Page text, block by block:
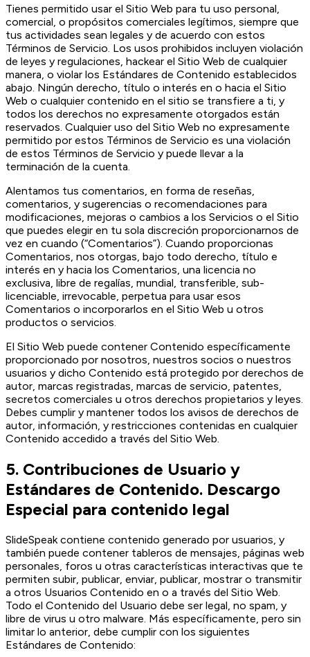
Tienes permitido usar el Sitio Web para tu uso personal,
comercial, o propósitos comerciales legítimos, siempre que
tus actividades sean legales y de acuerdo con estos
Términos de Servicio. Los usos prohibidos incluyen violación
de leyes y regulaciones, hackear el Sitio Web de cualquier
manera, o violar los Estándares de Contenido establecidos
abajo. Ningún derecho, título o interés en o hacia el Sitio
Web o cualquier contenido en el sitio se transfiere a ti, y
todos los derechos no expresamente otorgados están
reservados. Cualquier uso del Sitio Web no expresamente
permitido por estos Términos de Servicio es una violación
de estos Términos de Servicio y puede llevar a la
terminación de la cuenta.
Alentamos tus comentarios, en forma de reseñas,
comentarios, y sugerencias o recomendaciones para
modificaciones, mejoras o cambios a los Servicios o el Sitio
que puedes elegir en tu sola discreción proporcionarnos de
vez en cuando (“Comentarios”). Cuando proporcionas
Comentarios, nos otorgas, bajo todo derecho, título e
interés en y hacia los Comentarios, una licencia no
exclusiva, libre de regalías, mundial, transferible, sub-
licenciable, irrevocable, perpetua para usar esos
Comentarios o incorporarlos en el Sitio Web u otros
productos o servicios.
El Sitio Web puede contener Contenido específicamente
proporcionado por nosotros, nuestros socios o nuestros
usuarios y dicho Contenido está protegido por derechos de
autor, marcas registradas, marcas de servicio, patentes,
secretos comerciales u otros derechos propietarios y leyes.
Debes cumplir y mantener todos los avisos de derechos de
autor, información, y restricciones contenidas en cualquier
Contenido accedido a través del Sitio Web.
5. Contribuciones de Usuario y
Estándares de Contenido. Descargo
Especial para contenido legal
SlideSpeak contiene contenido generado por usuarios, y
también puede contener tableros de mensajes, páginas web
personales, foros u otras características interactivas que te
permiten subir, publicar, enviar, publicar, mostrar o transmitir
a otros Usuarios Contenido en o a través del Sitio Web.
Todo el Contenido del Usuario debe ser legal, no spam, y
libre de virus u otro malware. Más específicamente, pero sin
limitar lo anterior, debe cumplir con los siguientes
Estándares de Contenido: